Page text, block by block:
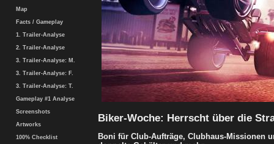
Map
Facts / Gameplay
1. Trailer-Analyse
2. Trailer-Analyse
3. Trailer-Analyse: M.
3. Trailer-Analyse: F.
3. Trailer-Analyse: T.
Gameplay #1 Analyse
Screenshots
Artworks
100% Checklist
Biker-Woche: Herrscht über die
Boni für Club-Aufträge, Clubhaus-Missionen